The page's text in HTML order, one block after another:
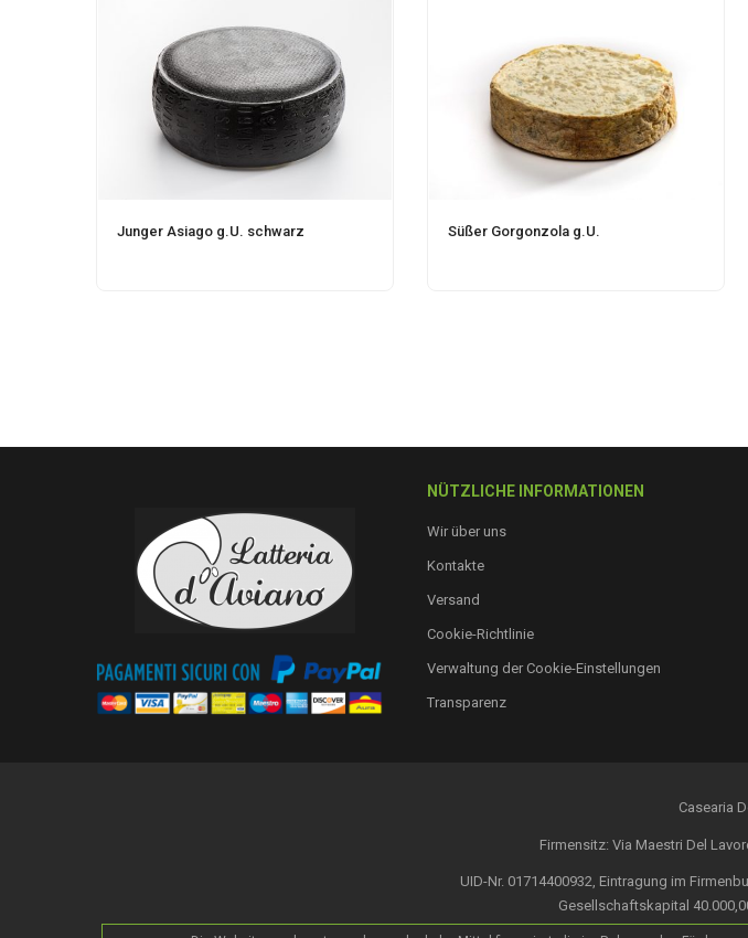
Junger Asiago g.U. schwarz Süßer Gorgonzola g.U.
NÜTZLICHE INFORMATIONEN
Wir über uns
Kontakte
Versand
Cookie-Richtlinie
Verwaltung der Cookie-Einstellungen
Transparenz
Casearia
Firmensitz: Via Maestri Del
UID-Nr. 01714400932, Eintragung im
Gesellschaftskapital